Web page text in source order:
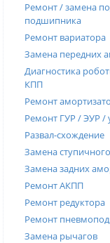
Ремонт / замена
подшипника
Ремонт вариатора
Замена передних
Диагностика
КПП
Ремонт
Ремонт ГУР / ЭУР /
Развал-схождение
Замена
Замена задних
Ремонт АКПП
Ремонт редуктора
Ремонт
Замена рычагов